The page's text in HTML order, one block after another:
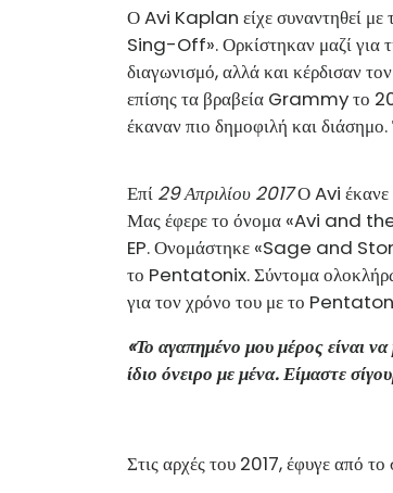
Ο Avi Kaplan είχε συναντηθεί με
Sing-Off». Ορκίστηκαν μαζί για
διαγωνισμό, αλλά και κέρδισαν
επίσης τα βραβεία Grammy το
έκαναν πιο δημοφιλή και
Επί 29 Απριλίου 2017Ο Avi έκανε
Μας έφερε το όνομα «Avi and the
EP. Ονομάστηκε «Sage and
το Pentatonix. Σύντομα
για τον χρόνο του με το
«Το αγαπημένο μου μέρος είναι
ίδιο όνειρο με μένα. Είμαστε
Στις αρχές του 2017, έφυγε από